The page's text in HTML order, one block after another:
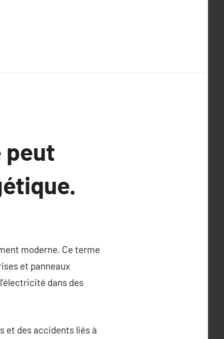
peut
moderne. Ce terme
et panneaux
dans des
et des accidents liés à